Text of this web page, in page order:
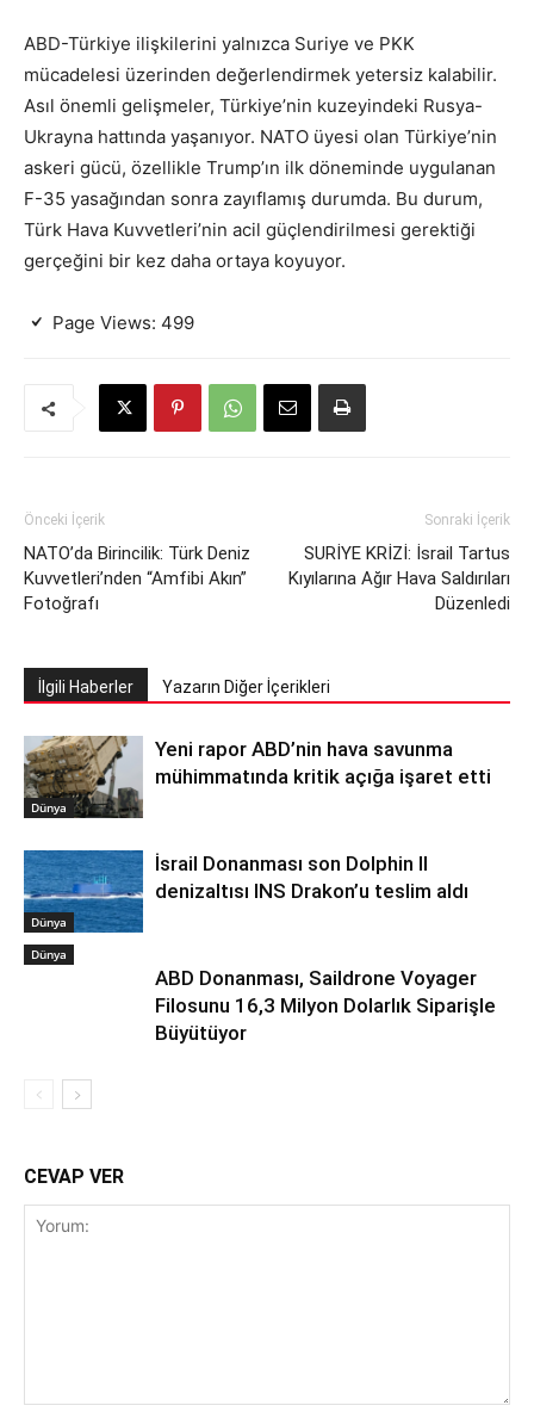
ABD-Türkiye ilişkilerini yalnızca Suriye ve PKK
mücadelesi üzerinden değerlendirmek yetersiz kalabilir.
Asıl önemli gelişmeler, Türkiye’nin kuzeyindeki Rusya-
Ukrayna hattında yaşanıyor. NATO üyesi olan Türkiye’nin
askeri gücü, özellikle Trump’ın ilk döneminde uygulanan
F-35 yasağından sonra zayıflamış durumda. Bu durum,
Türk Hava Kuvvetleri’nin acil güçlendirilmesi gerektiği
gerçeğini bir kez daha ortaya koyuyor.
Page Views: 499
Önceki İçerik
NATO’da Birincilik: Türk Deniz
Kuvvetleri’nden “Amfibi Akın”
Fotoğrafı
Sonraki İçerik
SURİYE KRİZİ: İsrail Tartus
Kıyılarına Ağır Hava Saldırıları
Düzenledi
İlgili Haberler Yazarın Diğer İçerikleri
Dünya
Yeni rapor ABD’nin hava savunma
mühimmatında kritik açığa işaret etti
Dünya
İsrail Donanması son Dolphin II
denizaltısı INS Drakon’u teslim aldı
Dünya
ABD Donanması, Saildrone Voyager
Filosunu 16,3 Milyon Dolarlık Siparişle
Büyütüyor
CEVAP VER